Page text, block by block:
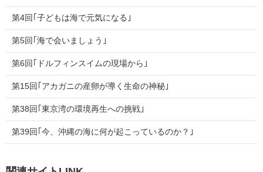
第4回｢子どもは海で元気になる｣
第5回｢海で会いましょう｣
第6回｢ドルフィンスイムの現場から｣
第15回｢アカガニの産卵が導く生命の神秘｣
第38回｢東京湾の環境再生への挑戦｣
第39回｢今、沖縄の海に何が起こっているのか？｣